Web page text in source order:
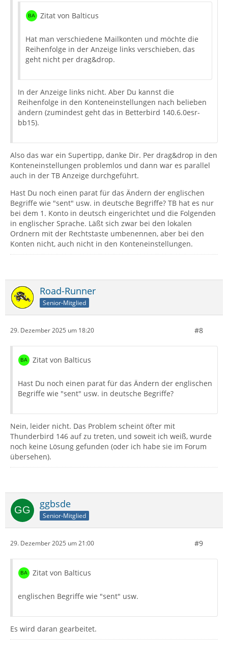
Zitat von Balticus
Hat man verschiedene Mailkonten und möchte die
Reihenfolge in der Anzeige links verschieben, das
geht nicht per drag&drop.
In der Anzeige links nicht. Aber Du kannst die
Reihenfolge in den Konteneinstellungen nach belieben
ändern (zumindest geht das in Betterbird 140.6.0esr-
bb15).
Also das war ein Supertipp, danke Dir. Per drag&drop in den
Konteneinstellungen problemlos und dann war es parallel
auch in der TB Anzeige durchgeführt.
Hast Du noch einen parat für das Ändern der englischen
Begriffe wie "sent" usw. in deutsche Begriffe? TB hat es nur
bei dem 1. Konto in deutsch eingerichtet und die Folgenden
in englischer Sprache. Läßt sich zwar bei den lokalen
Ordnern mit der Rechtstaste umbenennen, aber bei den
Konten nicht, auch nicht in den Konteneinstellungen.
Road-Runner
Senior-Mitglied
29. Dezember 2025 um 18:20 #8
Zitat von Balticus
Hast Du noch einen parat für das Ändern der englischen
Begriffe wie "sent" usw. in deutsche Begriffe?
Nein, leider nicht. Das Problem scheint öfter mit
Thunderbird 146 auf zu treten, und soweit ich weiß, wurde
noch keine Lösung gefunden (oder ich habe sie im Forum
übersehen).
ggbsde
Senior-Mitglied
29. Dezember 2025 um 21:00 #9
Zitat von Balticus
englischen Begriffe wie "sent" usw.
Es wird daran gearbeitet.